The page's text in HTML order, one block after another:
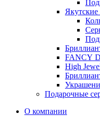
FANCY
High
Подарочные
О компании